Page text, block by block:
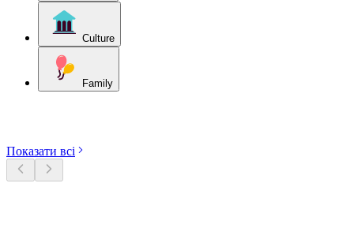
Culture
Family
Показати всі